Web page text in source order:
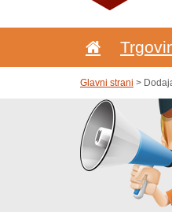
Glavni strani >